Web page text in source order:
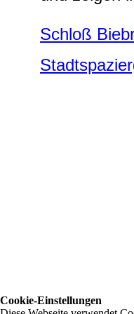
Schloß
Cookie-Einstellungen